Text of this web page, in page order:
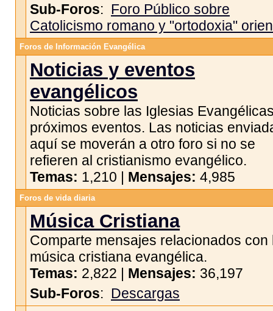
Sub-Foros: Foro Público sobre
Catolicismo romano y "ortodoxia"
Foros de Información Evangélica
Noticias y eventos
evangélicos
Noticias sobre las Iglesias
próximos eventos. Las noticias
aquí se moverán a otro foro si no se
refieren al cristianismo evangélico.
Temas: 1,210 | Mensajes: 4,985
Foros de vida diaria
Música Cristiana
Comparte mensajes relacionados con
música cristiana evangélica.
Temas: 2,822 | Mensajes: 36,197
Sub-Foros: Descargas